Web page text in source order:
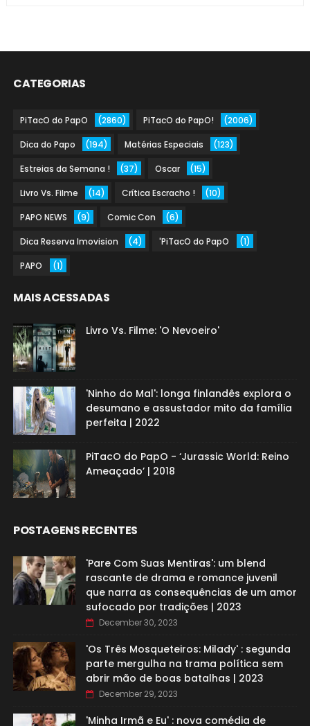
CATEGORIAS
PiTacO do PapO (2860) PiTacO do PapO! (2006)
Dica do Papo (194) Matérias Especiais (123)
Estreias da Semana ! (37) Oscar (15)
Livro Vs. Filme (14) Crítica Escracho ! (10)
PAPO NEWS (9) Comic Con (6)
Dica Reserva Imovision (4) 'PiTacO do PapO (1)
PAPO (1)
MAIS ACESSADAS
Livro Vs. Filme: 'O Nevoeiro'
'Ninho do Mal': longa finlandês explora o
desumano e assustador mito da família
perfeita | 2022
PiTacO do PapO - ‘Jurassic World: Reino
Ameaçado’ | 2018
POSTAGENS RECENTES
'Pare Com Suas Mentiras': um blend
rascante de drama e romance juvenil
que narra as consequências de um amor
sufocado por tradições | 2023
December 30, 2023
'Os Três Mosqueteiros: Milady' : segunda
parte mergulha na trama política sem
abrir mão de boas batalhas | 2023
December 29, 2023
'Minha Irmã e Eu' : nova comédia de